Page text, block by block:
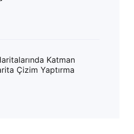
Katman
Çizim Yaptırma